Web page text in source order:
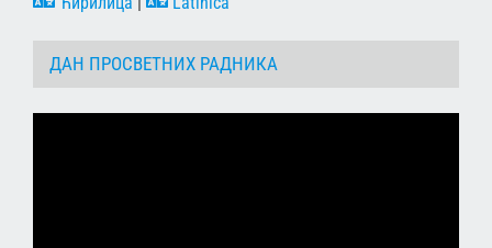
ДАН ПРОСВЕТНИХ РАДНИКА